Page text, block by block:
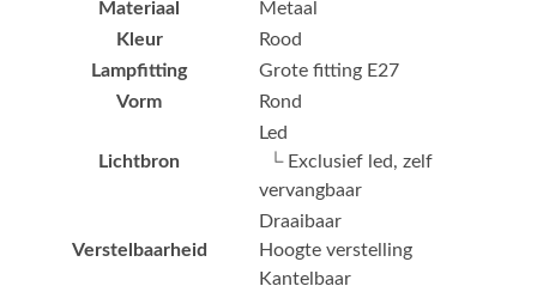
Materiaal
Metaal
Kleur
Rood
Lampfitting
Grote fitting E27
Vorm
Rond
Lichtbron
Led
└ Exclusief led, zelf
vervangbaar
Verstelbaarheid
Draaibaar
Hoogte verstelling
Kantelbaar